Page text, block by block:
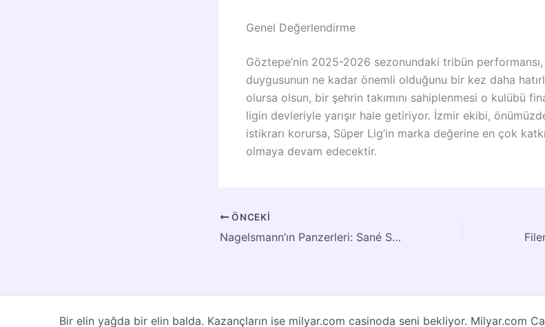
Genel Değerlendirme
Göztepe’nin 2025-2026 sezonundaki tribün
duygusunun ne kadar önemli olduğunu bir kez daha
olursa olsun, bir şehrin takımını sahiplenmesi o kulübü
ligin devleriyle yarışır hale getiriyor. İzmir ekibi,
istikrarı korursa, Süper Lig’in marka değerine en çok
olmaya devam edecektir.
ÖNCEKI
Nagelsmann’ın Panzerleri: Sané Seçimi Neden Bu Kadar Eleştirildi?
Bir elin yağda bir elin balda. Kazançların ise milyar.com casinoda seni bekliyor. Milyar.com